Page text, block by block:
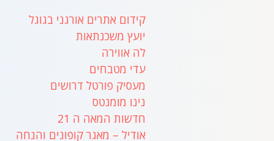
קידום אתרים אורגני בגוגל
יועץ משכנתאות
לה אווירה
עדי מטבחים
מעסיק פורטל דרושים
נינו מומנטס
חדשות המאה ה 21
אודיל – מאגר קופונים והנחה